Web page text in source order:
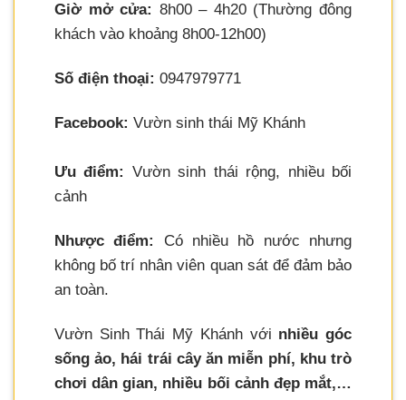
Giờ mở cửa: 8h00 – 4h20 (Thường đông
khách vào khoảng 8h00-12h00)
Số điện thoại: 0947979771
Facebook: Vườn sinh thái Mỹ Khánh
Ưu điểm: Vườn sinh thái rộng, nhiều bối
cảnh
Nhược điểm:
Có nhiều hồ nước nhưng
không bố trí nhân viên quan sát để đảm bảo
an toàn.
Vườn Sinh Thái Mỹ Khánh với nhiều góc
sống ảo, hái trái cây ăn miễn phí, khu trò
chơi dân gian, nhiều bối cảnh đẹp mắt,…